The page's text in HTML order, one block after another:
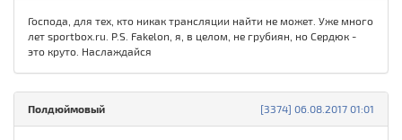
Господа, для тех, кто никак трансляции найти не может. Уже много
лет sportbox.ru. P.S. Fakelon, я, в целом, не грубиян, но Сердюк -
это круто. Наслаждайся
[3374] 06.08.2017 01:01
Полдюймовый